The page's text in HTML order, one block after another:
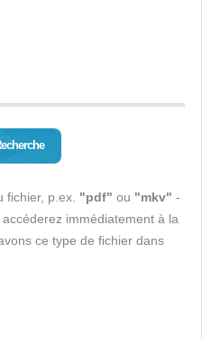
fichier, p.ex. "pdf" ou "mkv" -
immédiatement à la
ce type de fichier dans